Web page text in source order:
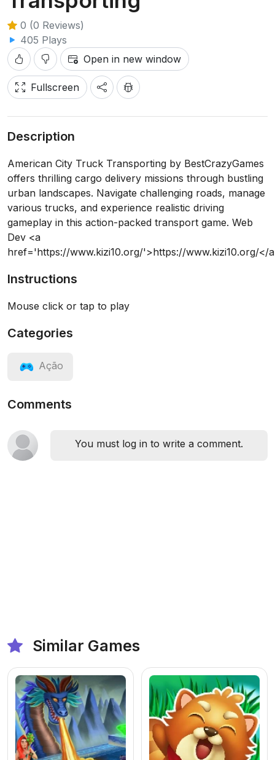
0 (0 Reviews)
405 Plays
Open in new window
Fullscreen
Description
American City Truck Transporting by BestCrazyGames
offers thrilling cargo delivery missions through bustling
urban landscapes. Navigate challenging roads, manage
various trucks, and experience realistic driving
gameplay in this action-packed transport game. Web
Dev <a
href='https://www.kizi10.org/'>https://www.kizi10.org/</
Instructions
Mouse click or tap to play
Categories
Ação
Comments
You must log in to write a comment.
Similar Games